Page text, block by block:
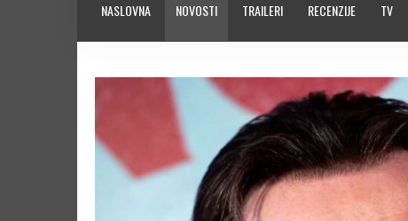
NASLOVNA NOVOSTI TRAILERI RECENZIJE TV